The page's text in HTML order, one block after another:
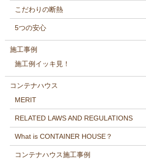
こだわりの断熱
5つの安心
施工事例
施工例イッキ見！
コンテナハウス
MERIT
RELATED LAWS AND REGULATIONS
What is CONTAINER HOUSE？
コンテナハウス施工事例